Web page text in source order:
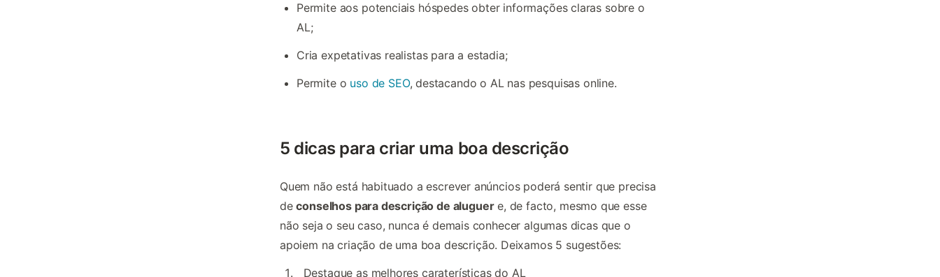
Permite aos potenciais hóspedes obter informações claras sobre o
AL;
Cria expetativas realistas para a estadia;
Permite o uso de SEO, destacando o AL nas pesquisas online.
5 dicas para criar uma boa descrição
Quem não está habituado a escrever anúncios poderá sentir que precisa
deconselhos para descrição de aluguere, de facto, mesmo que esse
não seja o seu caso, nunca é demais conhecer algumas dicas que o
apoiem na criação de uma boa descrição. Deixamos 5 sugestões:
Destaque as melhores caraterísticas do AL